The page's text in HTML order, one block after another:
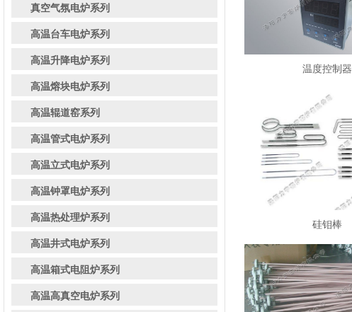
真空气氛电炉系列
高温台车电炉系列
高温升降电炉系列
高温熔块电炉系列
高温辊道窑系列
高温管式电炉系列
高温立式电炉系列
高温钟罩电炉系列
高温热处理炉系列
高温井式电炉系列
高温箱式电阻炉系列
高温高真空电炉系列
温度控制器
硅钼棒